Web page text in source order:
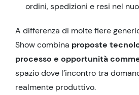
ordini, spedizioni e resi nel
A differenza di molte fiere
Show combina proposte
processo e opportunità
spazio dove l’incontro tra
realmente produttivo.